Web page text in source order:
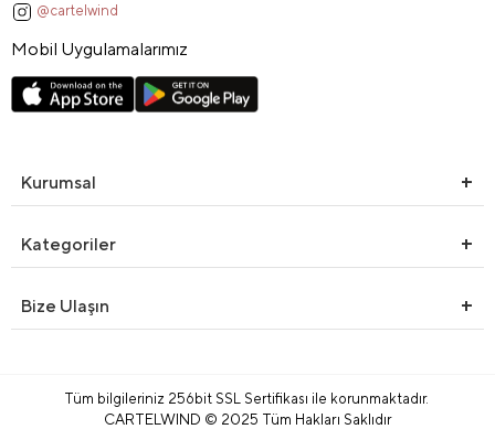
@cartelwind
Mobil Uygulamalarımız
Kurumsal
Kategoriler
Bize Ulaşın
Tüm bilgileriniz 256bit SSL Sertifikası ile korunmaktadır.
CARTELWIND © 2025 Tüm Hakları Saklıdır